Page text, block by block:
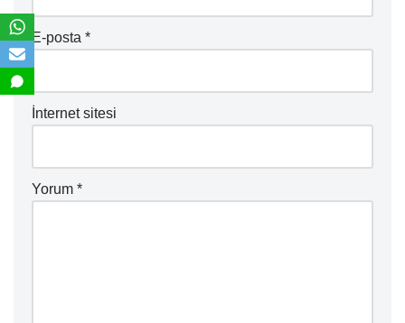
E-posta *
İnternet sitesi
Yorum *